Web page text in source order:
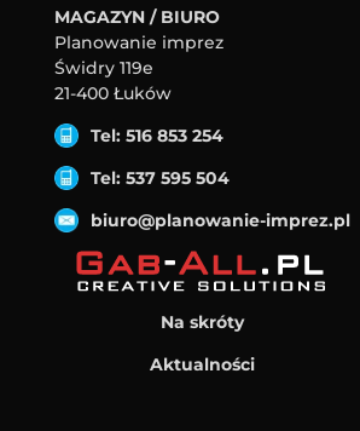
MAGAZYN / BIURO
Planowanie imprez
Świdry 119e
21-400 Łuków
Tel: 516 853 254
Tel: 537 595 504
biuro@planowanie-imprez.pl
Na skróty
Aktualności